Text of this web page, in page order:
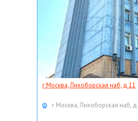
г Москва, Лихоборская наб, д 11
г Москва, Лихоборская наб,